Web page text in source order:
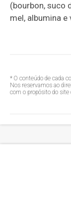
(bourbon, suco
mel, albumina
* O conteúdo de cada
Nos reservamos ao
com o propósito do